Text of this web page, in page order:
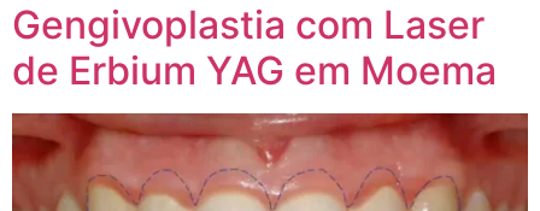
Gengivoplastia com Laser
de Erbium YAG em Moema